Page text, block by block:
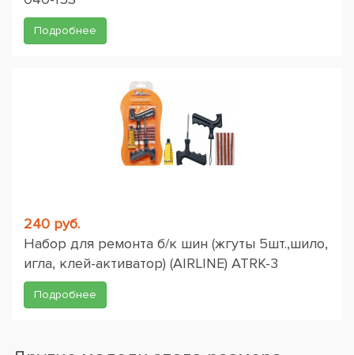
Подробнее
240 руб.
Набор для ремонта б/к шин (жгуты 5шт.,шило,
игла, клей-активатор) (AIRLINE) ATRK-3
Подробнее